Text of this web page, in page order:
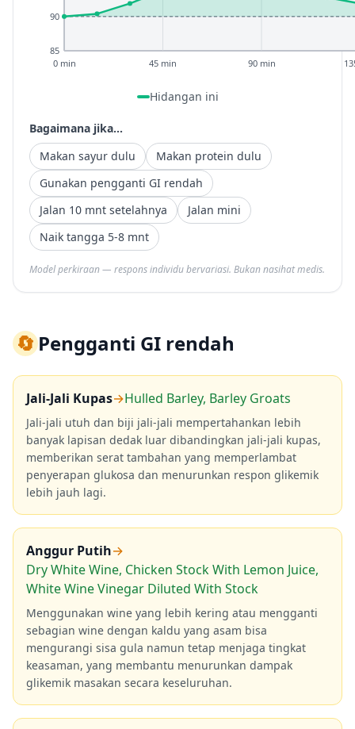
85
90
0 min 45 min 90 min
Hidangan ini
Bagaimana jika...
Makan sayur dulu
Makan protein dulu
Gunakan pengganti GI rendah
Jalan 10 mnt setelahnya
Jalan mini
Naik tangga 5-8 mnt
Model perkiraan — respons individu bervariasi. Bukan nasihat medis.
🔄Pengganti GI rendah
Jali-Jali Kupas→Hulled Barley, Barley Groats
Jali-jali utuh dan biji jali-jali mempertahankan lebih
banyak lapisan dedak luar dibandingkan jali-jali kupas,
memberikan serat tambahan yang memperlambat
penyerapan glukosa dan menurunkan respon glikemik
lebih jauh lagi.
Anggur Putih→
Dry White Wine, Chicken Stock With Lemon Juice,
White Wine Vinegar Diluted With Stock
Menggunakan wine yang lebih kering atau mengganti
sebagian wine dengan kaldu yang asam bisa
mengurangi sisa gula namun tetap menjaga tingkat
keasaman, yang membantu menurunkan dampak
glikemik masakan secara keseluruhan.